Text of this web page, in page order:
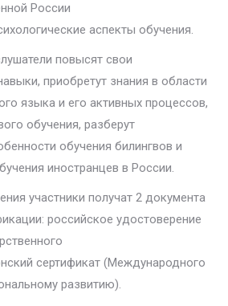
России
аспекты обучения.
повысят свои
приобретут знания в области
языка и его активных процессов,
обучения, разберут
обучения билингвов и
иностранцев в России.
участники получат 2 документа
российское удостоверение
сертификат (Международного
развитию).